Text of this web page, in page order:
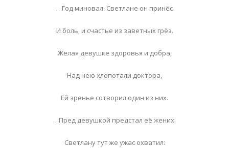
…Год миновал. Светлане он принёс
И боль, и счастье из заветных грёз.
Желая девушке здоровья и добра,
Над нею хлопотали доктора,
Ей зренье сотворил один из них.
…Пред девушкой предстал её жених.
Светлану тут же ужас охватил: